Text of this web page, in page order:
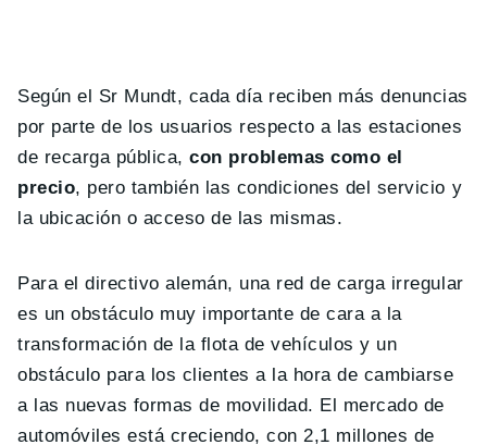
Según el Sr Mundt, cada día reciben más denuncias
por parte de los usuarios respecto a las estaciones
de recarga pública,con problemas como el
precio, pero también las condiciones del servicio y
la ubicación o acceso de las mismas.
Para el directivo alemán, una red de carga irregular
es un obstáculo muy importante de cara a la
transformación de la flota de vehículos y un
obstáculo para los clientes a la hora de cambiarse
a las nuevas formas de movilidad. El mercado de
automóviles está creciendo, con 2,1 millones de